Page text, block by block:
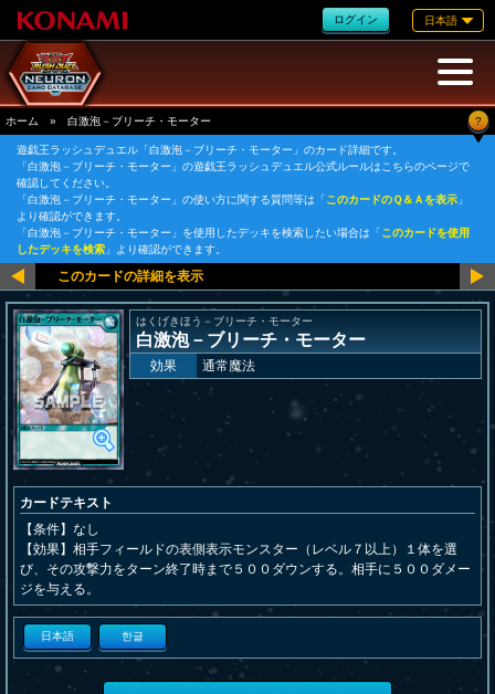
ログイン 日本語
ホーム » 白激泡－ブリーチ・モーター ?
遊戯王ラッシュデュエル「白激泡－ブリーチ・モーター」のカード詳細です。
「白激泡－ブリーチ・モーター」の遊戯王ラッシュデュエル公式ルールはこちらのページで
確認してください。
「白激泡－ブリーチ・モーター」の使い方に関する質問等は「このカードのＱ＆Ａを表示 」
より確認ができます。
「白激泡－ブリーチ・モーター」を使用したデッキを検索したい場合は「このカードを使用
したデッキを検索 」より確認ができます。
はくげきほう－ブリーチ・モーター
白激泡－ブリーチ・モーター
効果 通常魔法
カードテキスト
【条件】なし
【効果】相手フィールドの表側表示モンスター（レベル７以上）１体を選
び、その攻撃力をターン終了時まで５００ダウンする。相手に５００ダメー
ジを与える。
日本語 한글